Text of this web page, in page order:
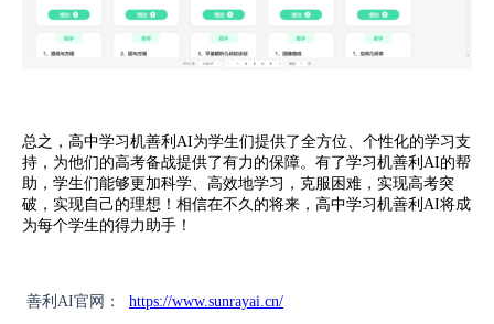
总之，高中学习机善利AI为学生们提供了全方位、个性化的学习支
持，为他们的高考备战提供了有力的保障。有了学习机善利AI的帮
助，学生们能够更加科学、高效地学习，克服困难，实现高考突
破，实现自己的理想！相信在不久的将来，高中学习机善利AI将成
为每个学生的得力助手！
善利AI官网： https://www.sunrayai.cn/